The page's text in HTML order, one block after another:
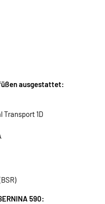
ausgestattet:
Transport 1D
590: